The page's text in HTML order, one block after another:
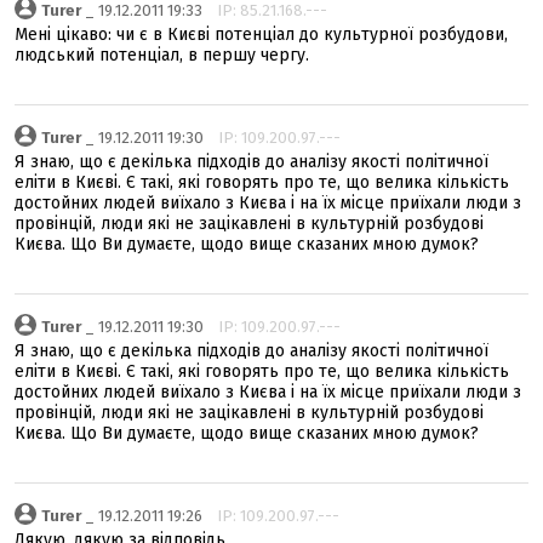
Turer_ 19.12.2011 19:33 IP: 85.21.168.---
Мені цікаво: чи є в Києві потенціал до культурної розбудови,
людський потенціал, в першу чергу.
Turer_ 19.12.2011 19:30 IP: 109.200.97.---
Я знаю, що є декілька підходів до аналізу якості політичної
еліти в Києві. Є такі, які говорять про те, що велика кількість
достойних людей виїхало з Києва і на їх місце приїхали люди з
провінцій, люди які не зацікавлені в культурній розбудові
Києва. Що Ви думаєте, щодо вище сказаних мною думок?
Turer_ 19.12.2011 19:30 IP: 109.200.97.---
Я знаю, що є декілька підходів до аналізу якості політичної
еліти в Києві. Є такі, які говорять про те, що велика кількість
достойних людей виїхало з Києва і на їх місце приїхали люди з
провінцій, люди які не зацікавлені в культурній розбудові
Києва. Що Ви думаєте, щодо вище сказаних мною думок?
Turer_ 19.12.2011 19:26 IP: 109.200.97.---